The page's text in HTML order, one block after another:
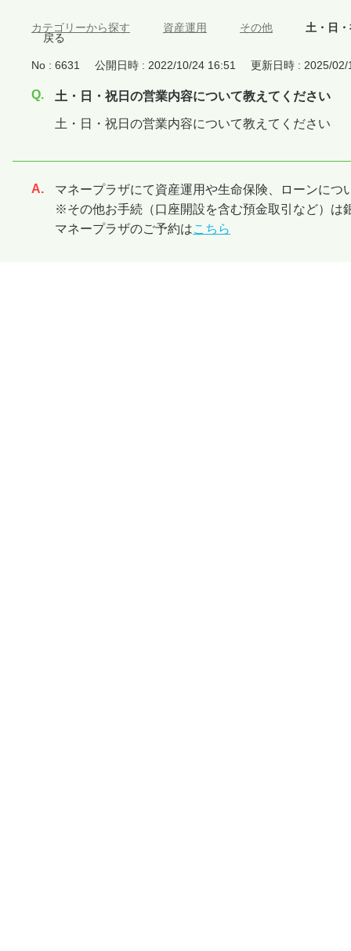
カテゴリーから探す 資産運用 その他
土・日
戻る
No : 6631 公開日時 : 2022/10/24 16:51 更新日時 : 2025/
土・日・祝日の営業内容について教えてください
土・日・祝日の営業内容について教えてください
回答
マネープラザにて資産運用や生命保険、ローンにつ
※その他お手続（口座開設を含む預金取引など）は
マネープラザのご予約はこちら